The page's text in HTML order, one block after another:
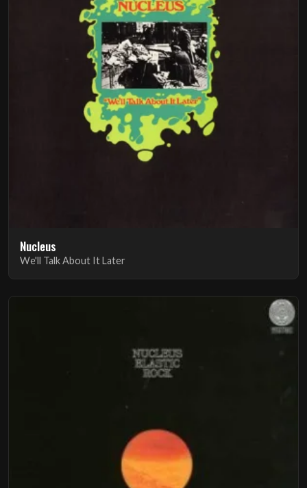
Nucleus
We'll Talk About It Later